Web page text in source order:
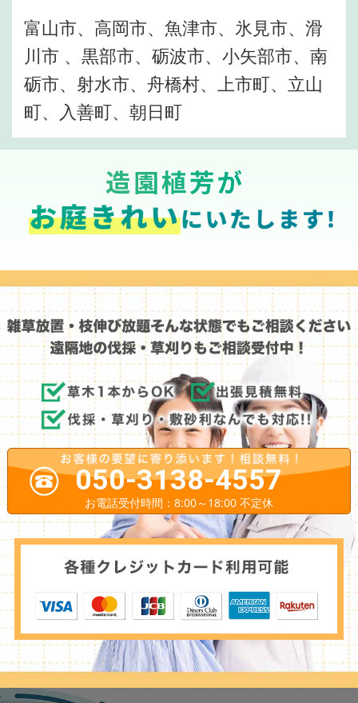
富山市、高岡市、魚津市、氷見市、滑
川市 、黒部市、砺波市、小矢部市、南
砺市、射水市、舟橋村、上市町、立山
町、入善町、朝日町
造園植芳が
050-3138-4557
お電話受付時間：8:00～18:00 不定休